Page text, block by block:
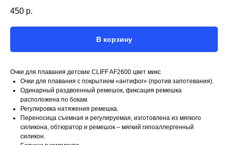
450 р.
В корзину
Очки для плавания детские CLIFF AF2600 цвет микс
Очки для плавания с покрытием «антифог» (против запотевания).
Одинарный раздвоенный ремешок, фиксация ремешка
расположена по бокам.
Регулировка натяжения ремешка.
Переносица съемная и регулируемая, изготовлена из мягкого
силикона, обтюратор и ремешок – мягкий гипоаллергенный
силикон.